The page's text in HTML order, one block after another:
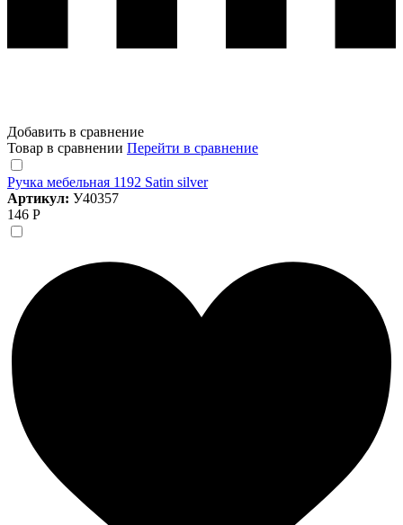
Добавить в сравнение
Товар в сравнении Перейти в сравнение
Ручка мебельная 1192 Satin silver
Артикул: У40357
146 Р